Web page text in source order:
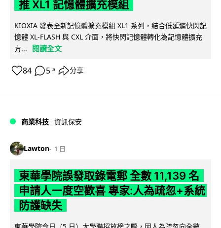
推 XL1 記憶體擴充模組
KIOXIA 發表全新記憶體擴充模組 XL1 系列，結合低延遲快閃記
憶體 XL-FLASH 與 CXL 介面，將快閃記憶體轉化為記憶體擴充
方...
閱讀全文
84 5 ↗ 分享
商業科技 資訊保安
Lawton 1 日
東華學院誤發取錄電郵 全數 11,139 名
申請人一度空歡喜 專家:人為疏忽+系統
防護缺失